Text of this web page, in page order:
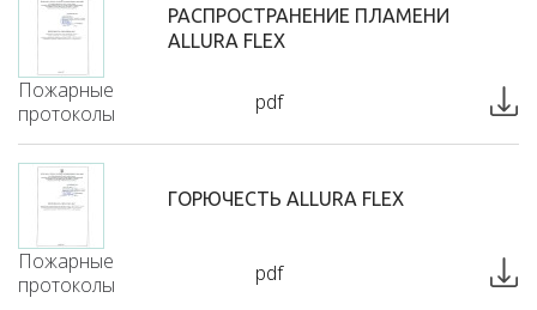
РАСПРОСТРАНЕНИЕ ПЛАМЕНИ
ALLURA FLEX
Пожарные
протоколы
pdf
ГОРЮЧЕСТЬ ALLURA FLEX
Пожарные
протоколы
pdf